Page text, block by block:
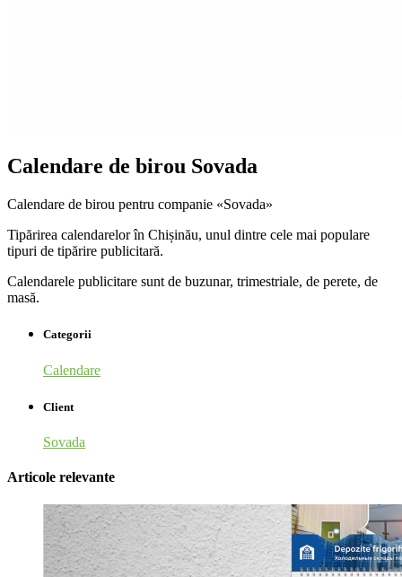
Calendare de birou Sovada
Calendare de birou pentru companie «Sovada»
Tipărirea calendarelor în Chișinău, unul dintre cele mai populare
tipuri de tipărire publicitară.
Calendarele publicitare sunt de buzunar, trimestriale, de perete, de
masă.
Categorii
Calendare
Client
Sovada
Articole relevante